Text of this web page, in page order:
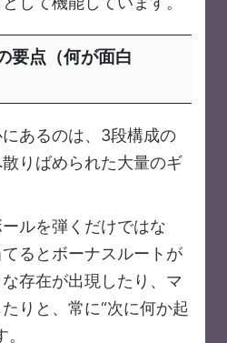
要点（何が面白
あるのは、3段構成の
りばめられた大量のギ
ルを弾くだけではな
るとボーナスルートが
存在が出現したり、マ
りと、常に“次に何か起